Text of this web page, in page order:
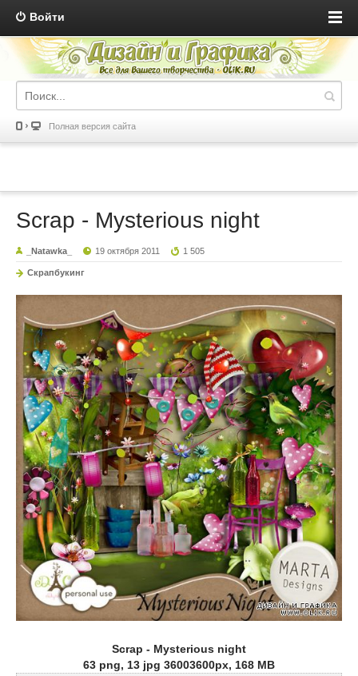
Войти
Полная версия сайта
Scrap - Mysterious night
_Natawka_ 19 октября 2011 1 505
Скрапбукинг
Scrap - Mysterious night
63 png, 13 jpg 36003600px, 168 MB